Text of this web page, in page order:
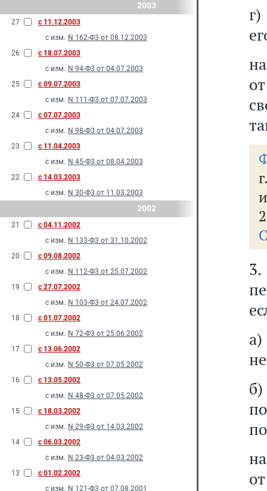
2003
27
с 11.12.2003
с изм. N 162-Ф3 от 08.12.2003
26
с 18.07.2003
с изм. N 94-Ф3 от 04.07.2003
25
с 09.07.2003
с изм. N 111-Ф3 от 07.07.2003
24
с 07.07.2003
с изм. N 98-Ф3 от 04.07.2003
23
с 11.04.2003
с изм. N 45-Ф3 от 08.04.2003
22
с 14.03.2003
с изм. N 30-Ф3 от 11.03.2003
2002
21
с 04.11.2002
с изм. N 133-Ф3 от 31.10.2002
20
с 09.08.2002
с изм. N 112-Ф3 от 25.07.2002
19
с 27.07.2002
с изм. N 103-Ф3 от 24.07.2002
18
с 01.07.2002
с изм. N 72-Ф3 от 25.06.2002
17
с 13.06.2002
с изм. N 50-Ф3 от 07.05.2002
16
с 13.05.2002
с изм. N 48-Ф3 от 07.05.2002
15
с 18.03.2002
с изм. N 29-Ф3 от 14.03.2002
14
с 06.03.2002
с изм. N 23-Ф3 от 04.03.2002
13
с 01.02.2002
с изм. N 121-Ф3 от 07.08.2001